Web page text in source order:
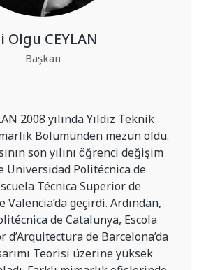
Olgu CEYLAN
Başkan
2008 yılında Yıldız Teknik
Bölümünden mezun oldu.
son yılını öğrenci değişim
Universidad Politécnica de
Técnica Superior de
geçirdi. Ardından,
de Catalunya, Escola
d’Arquitectura de Barcelona’da
Teorisi üzerine yüksek